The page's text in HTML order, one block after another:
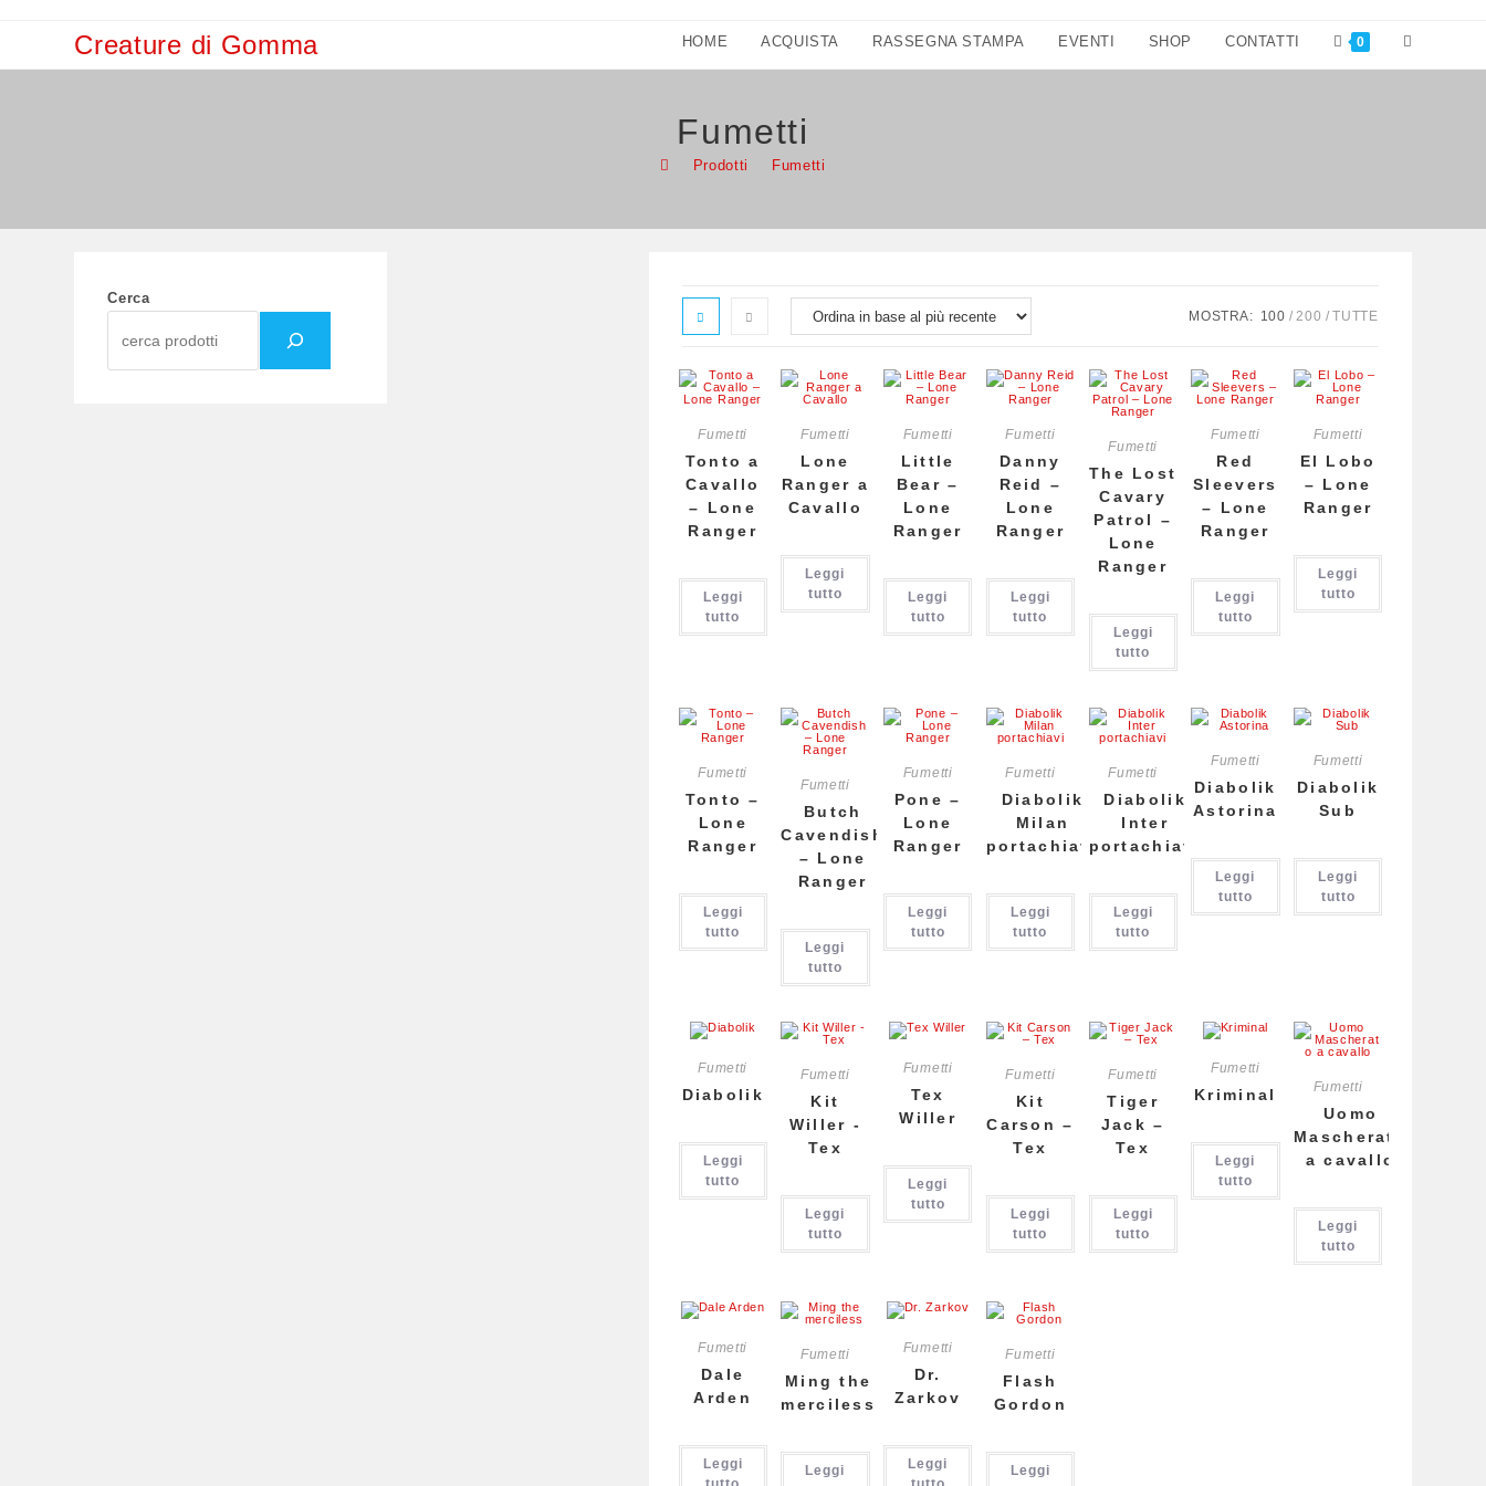
contenuto
Creature di Gomma HOME ACQUISTA RASSEGNA STAMPA EVENTI SHOP CONTATTI 0 Attiva/
Fumetti
Prodotti Fumetti
Cerca
MOSTRA: 100 200 TUTTE
Fumetti
Tonto a
Cavallo
– Lone
Ranger
Leggi
tutto
Fumetti
Lone
Ranger a
Cavallo
Leggi
tutto
Fumetti
Little
Bear –
Lone
Ranger
Leggi
tutto
Fumetti
Danny
Reid –
Lone
Ranger
Leggi
tutto
Fumetti
The Lost
Cavary
Patrol –
Lone
Ranger
Leggi
tutto
Fumetti
Red
Sleevers
– Lone
Ranger
Leggi
tutto
Fumetti
El Lobo
– Lone
Ranger
Leggi
tutto
Fumetti
Tonto –
Lone
Ranger
Leggi
tutto
Fumetti
Butch
Cavendish
– Lone
Ranger
Leggi
tutto
Fumetti
Pone –
Lone
Ranger
Leggi
tutto
Fumetti
Diabolik
Milan
portachiavi
Leggi
tutto
Fumetti
Diabolik
Inter
portachiavi
Leggi
tutto
Fumetti
Diabolik
Astorina
Leggi
tutto
Fumetti
Diabolik
Sub
Leggi
tutto
Fumetti
Diabolik
Leggi
tutto
Fumetti
Kit
Willer -
Tex
Leggi
tutto
Fumetti
Tex
Willer
Leggi
tutto
Fumetti
Kit
Carson –
Tex
Leggi
tutto
Fumetti
Tiger
Jack –
Tex
Leggi
tutto
Fumetti
Kriminal
Leggi
tutto
Fumetti
Uomo
Mascherato
a cavallo
Leggi
tutto
Fumetti
Dale
Arden
Leggi
Fumetti
Ming the
merciless
Leggi
Fumetti
Dr.
Zarkov
Leggi
Fumetti
Flash
Gordon
Leggi